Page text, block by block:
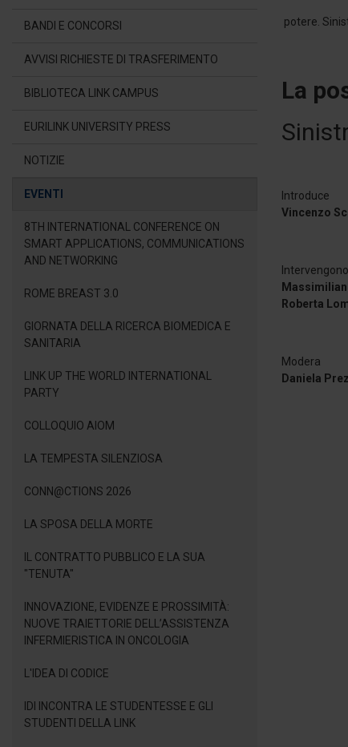
BANDI E CONCORSI
AVVISI RICHIESTE DI TRASFERIMENTO
BIBLIOTECA LINK CAMPUS
EURILINK UNIVERSITY PRESS
NOTIZIE
EVENTI
8TH INTERNATIONAL CONFERENCE ON
SMART APPLICATIONS, COMMUNICATIONS
AND NETWORKING
ROME BREAST 3.0
GIORNATA DELLA RICERCA BIOMEDICA E
SANITARIA
LINK UP THE WORLD INTERNATIONAL
PARTY
COLLOQUIO AIOM
LA TEMPESTA SILENZIOSA
CONN@CTIONS 2026
LA SPOSA DELLA MORTE
IL CONTRATTO PUBBLICO E LA SUA
"TENUTA"
INNOVAZIONE, EVIDENZE E PROSSIMITÀ:
NUOVE TRAIETTORIE DELL’ASSISTENZA
INFERMIERISTICA IN ONCOLOGIA
L'IDEA DI CODICE
IDI INCONTRA LE STUDENTESSE E GLI
STUDENTI DELLA LINK
La
Introduce
Vincenzo
Intervengono
Roberta
Modera
Daniela